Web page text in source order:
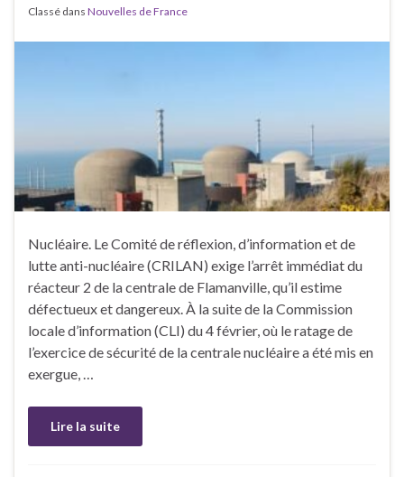
Classé dans Nouvelles de France
Nucléaire. Le Comité de réflexion, d’information et de
lutte anti-nucléaire (CRILAN) exige l’arrêt immédiat du
réacteur 2 de la centrale de Flamanville, qu’il estime
défectueux et dangereux. À la suite de la Commission
locale d’information (CLI) du 4 février, où le ratage de
l’exercice de sécurité de la centrale nucléaire a été mis en
exergue, …
Lire la suite